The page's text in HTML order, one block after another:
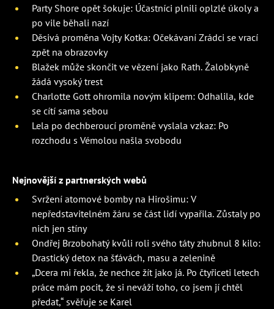
Party Shore opět šokuje: Účastníci plnili oplzlé úkoly a
po vile běhali nazí
Děsivá proměna Vojty Kotka: Očekávaní Zrádci se vrací
zpět na obrazovky
Blažek může skončit ve vězení jako Rath. Žalobkyně
žádá vysoký trest
Charlotte Gott ohromila novým klipem: Odhalila, kde
se cítí sama sebou
Lela po dechberoucí proměně vyslala vzkaz: Po
rozchodu s Vémolou našla svobodu
Nejnovější z partnerských webů
Svržení atomové bomby na Hirošimu: V
nepředstavitelném žáru se část lidí vypařila. Zůstaly po
nich jen stíny
Ondřej Brzobohatý kvůli roli svého táty zhubnul 8 kilo:
Drastický detox na šťávách, masu a zelenině
„Dcera mi řekla, že nechce žít jako já. Po čtyřiceti letech
práce mám pocit, že si neváží toho, co jsem jí chtěl
předat,“ svěřuje se Karel